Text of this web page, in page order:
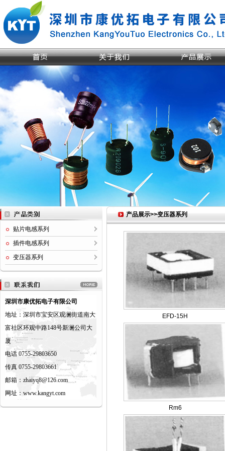
贴片电感系列
插件电感系列
变压器系列
深圳市康优拓电子有限公司
地址：深圳市宝安区观澜街道南大
富社区环观中路148号新澜公司大
厦
电话 0755-29803650
传真 0755-29803661
邮箱：zhaiyq8@126.com
网址：www.kangyt.com
产品展示>>变压器系列
EFD-15H
Rm6